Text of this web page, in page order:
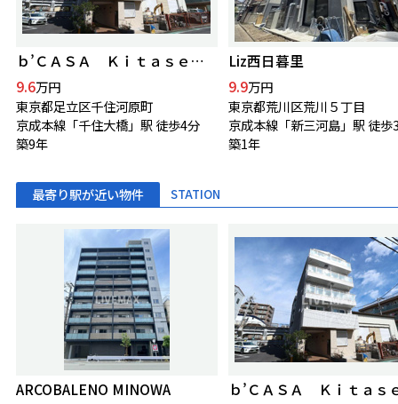
ｂ’ＣＡＳＡ Ｋｉｔａｓｅｎｊｕ
9.6万円
東京都足立区千住河原町
京成本線「千住大橋」駅 徒歩4分
築9年
Liz西日暮里
9.9万円
東京都荒川区荒川５丁目
京成本線「新三河島」駅 徒歩
築1年
最寄り駅が近い物件 STATION
ARCOBALENO MINOWA